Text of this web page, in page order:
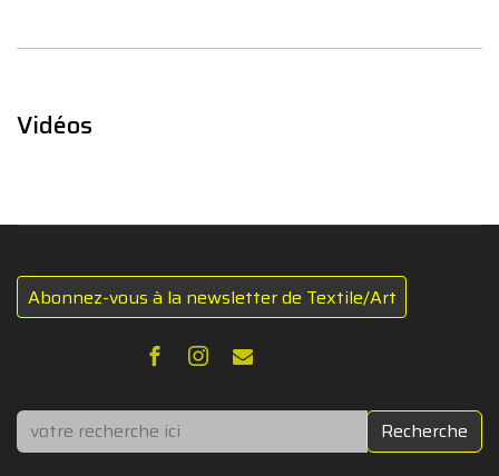
Vidéos
Abonnez-vous à la newsletter de Textile/Art
Rechercher Recherche